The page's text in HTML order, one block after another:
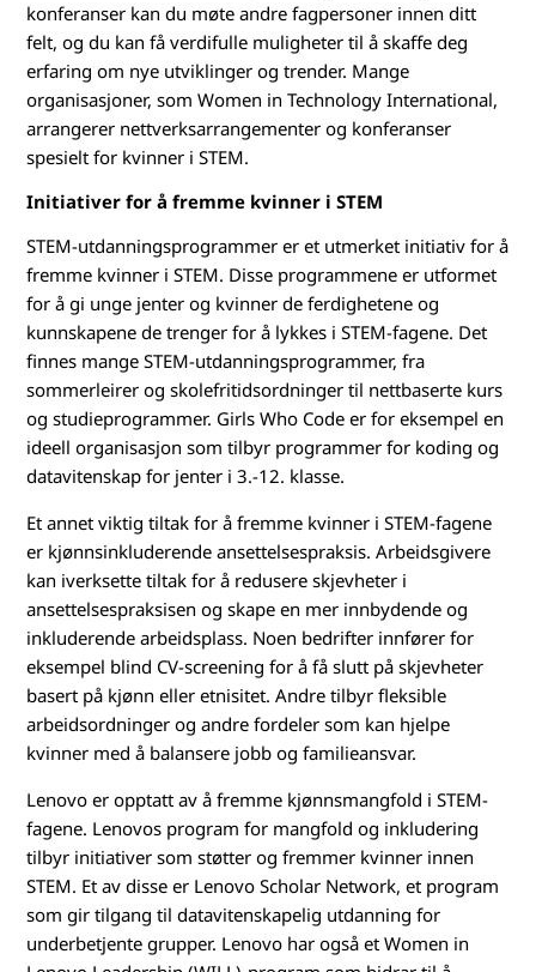
konferanser kan du møte andre fagpersoner innen ditt
felt, og du kan få verdifulle muligheter til å skaffe deg
erfaring om nye utviklinger og trender. Mange
organisasjoner, som Women in Technology International,
arrangerer nettverksarrangementer og konferanser
spesielt for kvinner i STEM.
Initiativer for å fremme kvinner i STEM
STEM-utdanningsprogrammer er et utmerket initiativ for å
fremme kvinner i STEM. Disse programmene er utformet
for å gi unge jenter og kvinner de ferdighetene og
kunnskapene de trenger for å lykkes i STEM-fagene. Det
finnes mange STEM-utdanningsprogrammer, fra
sommerleirer og skolefritidsordninger til nettbaserte kurs
og studieprogrammer. Girls Who Code er for eksempel en
ideell organisasjon som tilbyr programmer for koding og
datavitenskap for jenter i 3.-12. klasse.
Et annet viktig tiltak for å fremme kvinner i STEM-fagene
er kjønnsinkluderende ansettelsespraksis. Arbeidsgivere
kan iverksette tiltak for å redusere skjevheter i
ansettelsespraksisen og skape en mer innbydende og
inkluderende arbeidsplass. Noen bedrifter innfører for
eksempel blind CV-screening for å få slutt på skjevheter
basert på kjønn eller etnisitet. Andre tilbyr fleksible
arbeidsordninger og andre fordeler som kan hjelpe
kvinner med å balansere jobb og familieansvar.
Lenovo er opptatt av å fremme kjønnsmangfold i STEM-
fagene. Lenovos program for mangfold og inkludering
tilbyr initiativer som støtter og fremmer kvinner innen
STEM. Et av disse er Lenovo Scholar Network, et program
som gir tilgang til datavitenskapelig utdanning for
underbetjente grupper. Lenovo har også et Women in